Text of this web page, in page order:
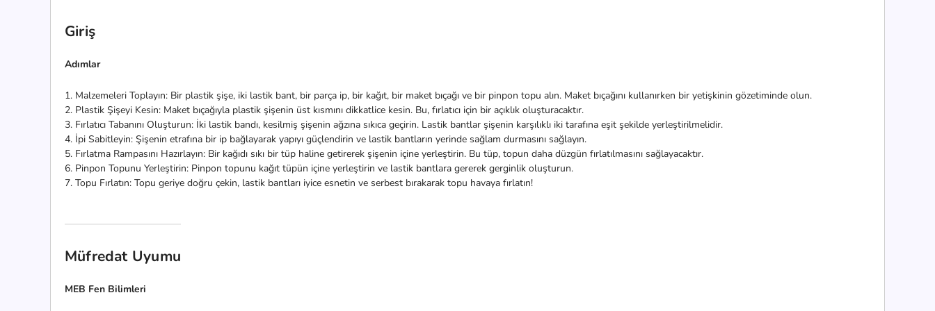
Giriş
Adımlar
1. Malzemeleri Toplayın: Bir plastik şişe, iki lastik bant, bir parça ip, bir kağıt, bir maket bıçağı ve bir pinpon topu alın. Maket bıçağını kullanırken bir yetişkinin gözetiminde olun.
2. Plastik Şişeyi Kesin: Maket bıçağıyla plastik şişenin üst kısmını dikkatlice kesin. Bu, fırlatıcı için bir açıklık oluşturacaktır.
3. Fırlatıcı Tabanını Oluşturun: İki lastik bandı, kesilmiş şişenin ağzına sıkıca geçirin. Lastik bantlar şişenin karşılıklı iki tarafına eşit şekilde yerleştirilmelidir.
4. İpi Sabitleyin: Şişenin etrafına bir ip bağlayarak yapıyı güçlendirin ve lastik bantların yerinde sağlam durmasını sağlayın.
5. Fırlatma Rampasını Hazırlayın: Bir kağıdı sıkı bir tüp haline getirerek şişenin içine yerleştirin. Bu tüp, topun daha düzgün fırlatılmasını sağlayacaktır.
6. Pinpon Topunu Yerleştirin: Pinpon topunu kağıt tüpün içine yerleştirin ve lastik bantlara gererek gerginlik oluşturun.
7. Topu Fırlatın: Topu geriye doğru çekin, lastik bantları iyice esnetin ve serbest bırakarak topu havaya fırlatın!
Müfredat Uyumu
MEB Fen Bilimleri